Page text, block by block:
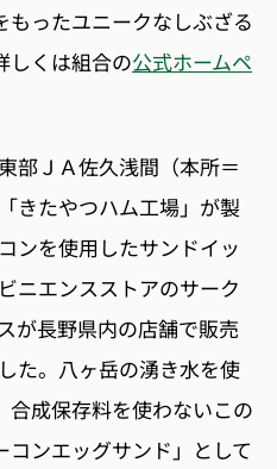
ったユニークなしぶざる
しくは組合の公式ホームペ
部ＪＡ佐久浅間（本所＝
きたやつハム工場」が製
ンを使用したサンドイッ
ニエンスストアのサーク
が長野県内の店舗で販売
た。八ヶ岳の湧き水を使
合成保存料を使わないこの
ンエッグサンド」として